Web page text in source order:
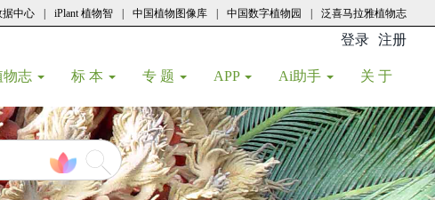
据中心 iPlant 植物智 中国植物图像库 中国数字植物园 泛喜马拉雅植物志
登录 注册
物志 标 本 专 题 APP Ai助手 关 于